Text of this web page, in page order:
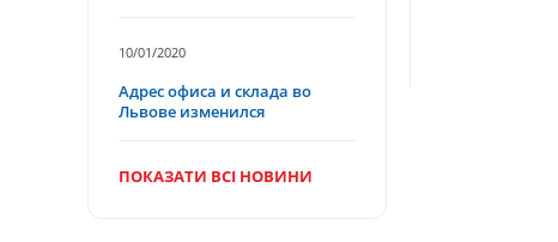
10/01/2020
Адрес офиса и склада во
Львове изменился
ПОКАЗАТИ ВСІ НОВИНИ